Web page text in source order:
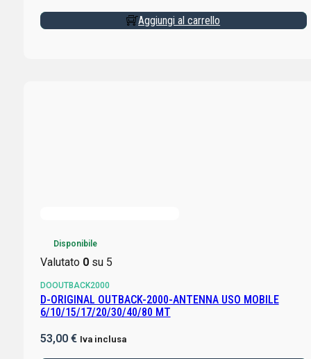
Aggiungi al carrello
Disponibile
Valutato 0su 5
DOOUTBACK2000
D-ORIGINAL OUTBACK-2000-ANTENNA USO MOBILE
6/10/15/17/20/30/40/80 MT
53,00 € Iva inclusa